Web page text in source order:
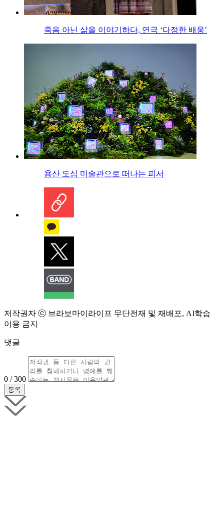
죽음 아닌 삶을 이야기하다, 연극 ‘다정한 배웅’
용산 도심 미술관으로 떠나는 피서
저작권자 ⓒ 브라보마이라이프 무단전재 및 재배포, AI학습
이용 금지
댓글
0 / 300